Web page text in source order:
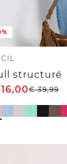
structuré
16,00€39,99